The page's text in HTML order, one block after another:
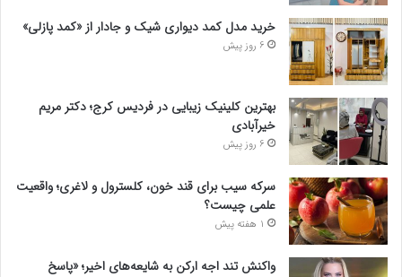
خرید مدل کمد دیواری شیک و جادار از «کمد پازلی»
6 روز پیش
بهترین کلینیک زیبایی در فردیس کرج؛ دکتر مریم
خیرآبادی
6 روز پیش
سرکه سیب برای قند خون، کلسترول و لاغری؛ واقعیت
علمی چیست؟
1 هفته پیش
واکنش تند اجه ارکن به شایعه‌های اخیر؛ «پاسخ